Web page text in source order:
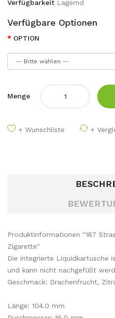
Verfügbarkeit Lagernd
Verfügbare Optionen
OPTION
Menge
+ Wunschliste +
Produktinformationen "187
Zigarette"
Die integrierte
und kann nicht nachgefüllt
Geschmack: Drachenfrucht,
Länge: 104.0 mm